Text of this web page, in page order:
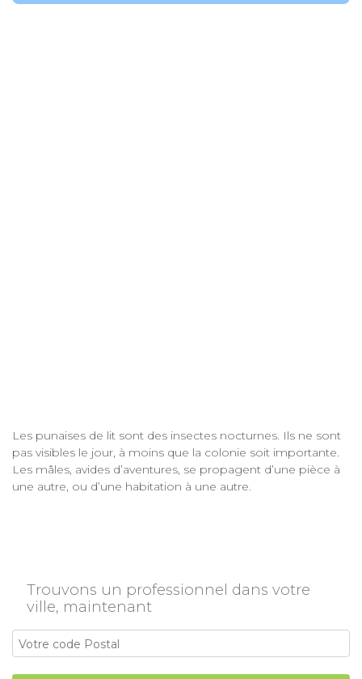
Les punaises de lit sont des insectes nocturnes. Ils ne sont
pas visibles le jour, à moins que la colonie soit importante.
Les mâles, avides d’aventures, se propagent d’une pièce à
une autre, ou d’une habitation à une autre.
Trouvons un professionnel dans votre
ville, maintenant